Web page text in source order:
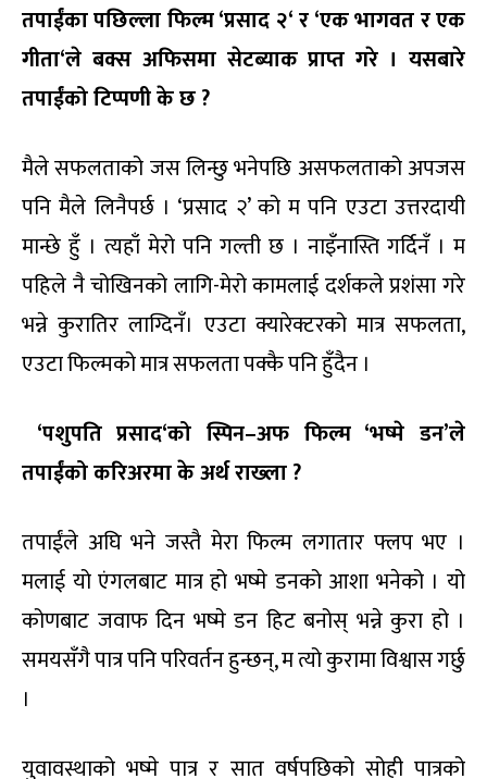
तपाईंका पछिल्ला फिल्म‘प्रसाद २‘र‘एक भागवत र एक
गीता‘ले बक्स अफिसमा सेटब्याक प्राप्त गरे । यसबारे
तपाईंको टिप्पणी के छ?
मैले सफलताको जस लिन्छु भनेपछि असफलताको अपजस
पनि मैले लिनैपर्छ । ‘प्रसाद २’ को म पनि एउटा उत्तरदायी
मान्छे हुँ । त्यहाँ मेरो पनि गल्ती छ । नाइँनास्ति गर्दिनँ । म
पहिले नै चोखिनको लागि-मेरो कामलाई दर्शकले प्रशंसा गरे
भन्ने कुरातिर लाग्दिनँ। एउटा क्यारेक्टरको मात्र सफलता,
एउटा फिल्मको मात्र सफलता पक्कै पनि हुँदैन ।
‘पशुपति प्रसाद‘को स्पिन–अफ फिल्म ‘भष्मे डन’ले
तपाईंको करिअरमा के अर्थ राख्ला?
तपाईंले अघि भने जस्तै मेरा फिल्म लगातार फ्लप भए ।
मलाई यो एंगलबाट मात्र हो भष्मे डनको आशा भनेको । यो
कोणबाट जवाफ दिन भष्मे डन हिट बनोस् भन्ने कुरा हो ।
समयसँगै पात्र पनि परिवर्तन हुन्छन्, म त्यो कुरामा विश्वास गर्छु
।
युवावस्थाको भष्मे पात्र र सात वर्षपछिको सोही पात्रको